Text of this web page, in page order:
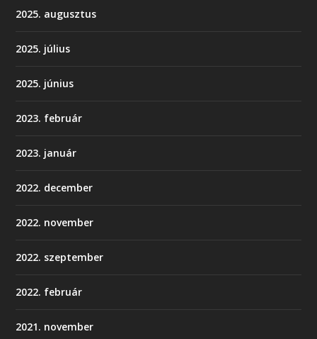
2025. augusztus
2025. július
2025. június
2023. február
2023. január
2022. december
2022. november
2022. szeptember
2022. február
2021. november